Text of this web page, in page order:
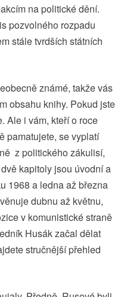
na politické dění.
pozvolného rozpadu
stále tvrdších státních
známé, takže vás
obsahu knihy. Pokud jste
Ale i vám, kteří o roce
pamatujete, se vyplatí
z politického zákulisí,
kapitoly jsou úvodní a
1968 a ledna až března
dubnu až květnu,
v komunistické straně
Husák začal dělat
stručnější přehled